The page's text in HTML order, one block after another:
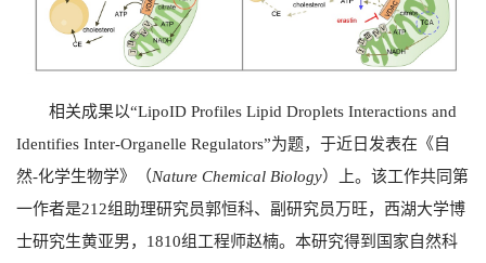
相关成果以“LipoID Profiles Lipid Droplets Interactions and
Identifies Inter-Organelle Regulators”为题，于近日发表在《自
然-化学生物学》（Nature Chemical Biology）上。该工作共同第
一作者是212组助理研究员郭恒科、副研究员万旺，西湖大学博
士研究生黄亚男， 1810组工程师赵楠。本研究得到国家自然科